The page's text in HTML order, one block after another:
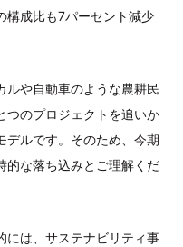
構成比も7パーセント減少
ルや自動車のような農耕民
つのプロジェクトを追いか
デルです。そのため、今期
的な落ち込みとご理解くだ
には、サステナビリティ事